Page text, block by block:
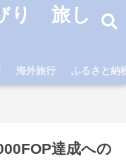
り 旅し
海外旅行 ふるさと納
達成への